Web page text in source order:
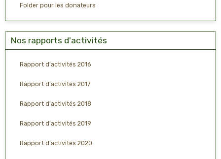
Folder pour les donateurs
Nos rapports d'activités
Rapport d'activités 2016
Rapport d'activités 2017
Rapport d'activités 2018
Rapport d'activités 2019
Rapport d'activités 2020